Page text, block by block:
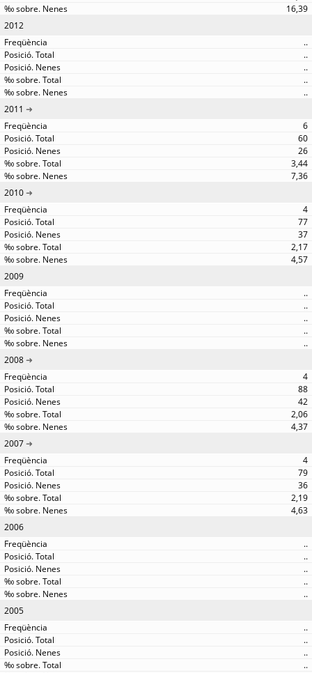
16,39
2012
..
..
..
..
..
2011
6
60
26
3,44
7,36
2010
4
77
37
2,17
4,57
2009
..
..
..
..
..
2008
4
88
42
2,06
4,37
2007
4
79
36
2,19
4,63
2006
..
..
..
..
..
2005
..
..
..
..